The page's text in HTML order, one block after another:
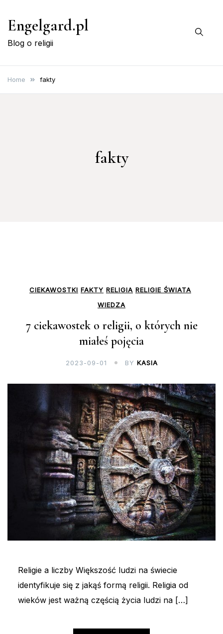
content
Engelgard.pl
Blog o religii
Home fakty
fakty
CIEKAWOSTKI FAKTY RELIGIA RELIGIE ŚWIATA
WIEDZA
7 ciekawostek o religii, o których nie
miałeś pojęcia
2023-09-01 BY KASIA
Religie a liczby Większość ludzi na świecie
identyfikuje się z jakąś formą religii. Religia od
wieków jest ważną częścią życia ludzi na […]